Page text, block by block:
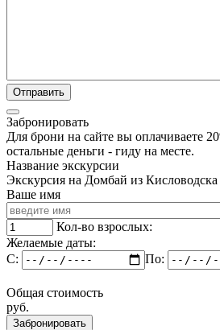
Забронировать
Для брони на сайте вы оплачиваете
остальные деньги - гиду на месте.
Название экскурсии
Экскурсия на Домбай из Кисловодска
Ваше имя
Кол-во взрослых:
Желаемые даты:
C:
По:
Общая стоимость
руб.
Забронировать